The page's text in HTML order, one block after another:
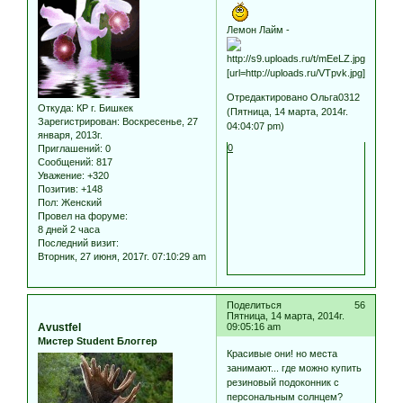
Откуда: КР г. Бишкек
Зарегистрирован: Воскресенье, 27
января, 2013г.
Приглашений: 0
Сообщений: 817
Уважение: +320
Позитив: +148
Пол: Женский
Провел на форуме:
8 дней 2 часа
Последний визит:
Вторник, 27 июня, 2017г. 07:10:29 am
Лемон Лайм -
[url=http://uploads.ru/VTpvk.jpg]
Отредактировано Ольга0312
(Пятница, 14 марта, 2014г.
04:04:07 pm)
0
Поделиться
56
Пятница, 14 марта, 2014г.
09:05:16 am
Avustfel
Мистер Student Блоггер
Красивые они! но места
занимают... где можно купить
резиновый подоконник с
персональным солнцем?